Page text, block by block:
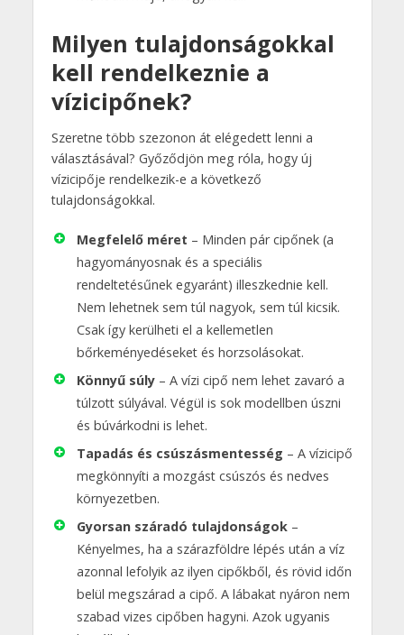
Milyen tulajdonságokkal
kell rendelkeznie a
vízicipőnek?
Szeretne több szezonon át elégedett lenni a
választásával? Győződjön meg róla, hogy új
vízicipője rendelkezik-e a következő
tulajdonságokkal.
Megfelelő méret – Minden pár cipőnek (a
hagyományosnak és a speciális
rendeltetésűnek egyaránt) illeszkednie kell.
Nem lehetnek sem túl nagyok, sem túl kicsik.
Csak így kerülheti el a kellemetlen
bőrkeményedéseket és horzsolásokat.
Könnyű súly – A vízi cipő nem lehet zavaró a
túlzott súlyával. Végül is sok modellben úszni
és búvárkodni is lehet.
Tapadás és csúszásmentesség – A vízicipő
megkönnyíti a mozgást csúszós és nedves
környezetben.
Gyorsan száradó tulajdonságok –
Kényelmes, ha a szárazföldre lépés után a víz
azonnal lefolyik az ilyen cipőkből, és rövid időn
belül megszárad a cipő. A lábakat nyáron nem
szabad vizes cipőben hagyni. Azok ugyanis